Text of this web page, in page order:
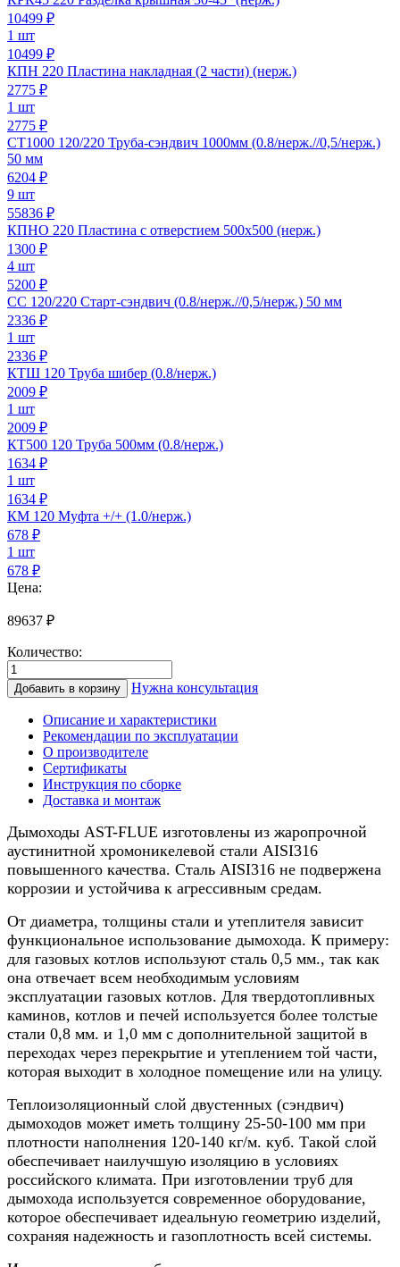
10499 ₽
1 шт
10499 ₽
КПН 220 Пластина накладная (2 части) (нерж.)
2775 ₽
1 шт
2775 ₽
СТ1000 120/220 Труба-сэндвич 1000мм (0.8/нерж.//0,5/нерж.)
50 мм
6204 ₽
9 шт
55836 ₽
КПНО 220 Пластина с отверстием 500х500 (нерж.)
1300 ₽
4 шт
5200 ₽
СС 120/220 Старт-сэндвич (0.8/нерж.//0,5/нерж.) 50 мм
2336 ₽
1 шт
2336 ₽
КТШ 120 Труба шибер (0.8/нерж.)
2009 ₽
1 шт
2009 ₽
КТ500 120 Труба 500мм (0.8/нерж.)
1634 ₽
1 шт
1634 ₽
КМ 120 Муфта +/+ (1.0/нерж.)
678 ₽
1 шт
678 ₽
Цена:
89637 ₽
Количество:
Количество
товара
Дымоход
камина
нерж.,
120/220мм,
10м
Добавить в корзину Нужна консультация
Описание и характеристики
Рекомендации по эксплуатации
О производителе
Сертификаты
Инструкция по сборке
Доставка и монтаж
Дымоходы AST-FLUE изготовлены из жаропрочной
аустинитной хромоникелевой стали AISI316
повышенного качества. Сталь AISI316 не подвержена
коррозии и устойчива к агрессивным средам.
От диаметра, толщины стали и утеплителя зависит
функциональное использование дымохода. К примеру:
для газовых котлов используют сталь 0,5 мм., так как
она отвечает всем необходимым условиям
эксплуатации газовых котлов. Для твердотопливных
каминов, котлов и печей используется более толстые
стали 0,8 мм. и 1,0 мм с дополнительной защитой в
переходах через перекрытие и утеплением той части,
которая выходит в холодное помещение или на улицу.
Теплоизоляционный слой двустенных (сэндвич)
дымоходов может иметь толщину 25-50-100 мм при
плотности наполнения 120-140 кг/м. куб. Такой слой
обеспечивает наилучшую изоляцию в условиях
российского климата. При изготовлении труб для
дымохода используется современное оборудование,
которое обеспечивает идеальную геометрию изделий,
сохраняя надежность и газоплотность всей системы.